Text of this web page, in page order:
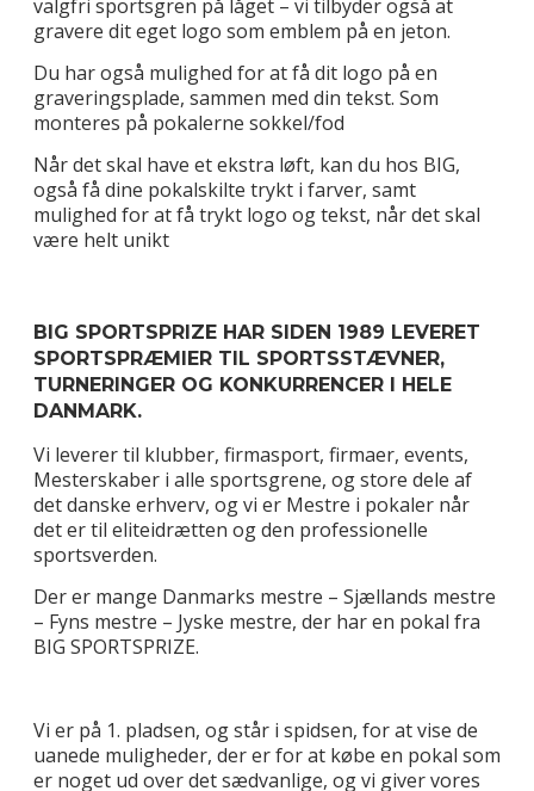
valgfri sportsgren på låget – vi tilbyder også at
gravere dit eget logo som emblem på en jeton.
Du har også mulighed for at få dit logo på en
graveringsplade, sammen med din tekst. Som
monteres på pokalerne sokkel/fod
Når det skal have et ekstra løft, kan du hos BIG,
også få dine pokalskilte trykt i farver, samt
mulighed for at få trykt logo og tekst, når det skal
være helt unikt
BIG SPORTSPRIZE HAR SIDEN 1989 LEVERET
SPORTSPRÆMIER TIL SPORTSSTÆVNER,
TURNERINGER OG KONKURRENCER I HELE
DANMARK.
Vi leverer til klubber, firmasport, firmaer, events,
Mesterskaber i alle sportsgrene, og store dele af
det danske erhverv, og vi er Mestre i pokaler når
det er til eliteidrætten og den professionelle
sportsverden.
Der er mange Danmarks mestre – Sjællands mestre
– Fyns mestre – Jyske mestre, der har en pokal fra
BIG SPORTSPRIZE.
Vi er på 1. pladsen, og står i spidsen, for at vise de
uanede muligheder, der er for at købe en pokal som
er noget ud over det sædvanlige, og vi giver vores